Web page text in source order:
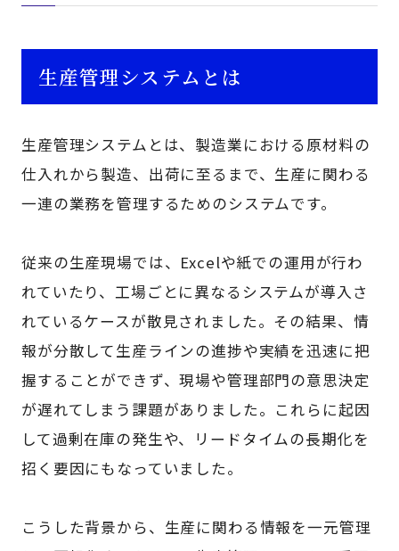
生産管理システムとは
生産管理システムとは、製造業における原材料の
仕入れから製造、出荷に至るまで、生産に関わる
一連の業務を管理するためのシステムです。
従来の生産現場では、Excelや紙での運用が行わ
れていたり、工場ごとに異なるシステムが導入さ
れているケースが散見されました。その結果、情
報が分散して生産ラインの進捗や実績を迅速に把
握することができず、現場や管理部門の意思決定
が遅れてしまう課題がありました。これらに起因
して過剰在庫の発生や、リードタイムの長期化を
招く要因にもなっていました。
こうした背景から、生産に関わる情報を一元管理